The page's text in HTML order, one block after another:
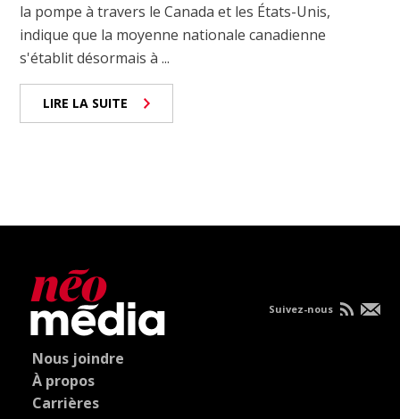
la pompe à travers le Canada et les États-Unis,
indique que la moyenne nationale canadienne
s'établit désormais à ...
LIRE LA SUITE
Nous joindre
À propos
Carrières
Suivez-nous